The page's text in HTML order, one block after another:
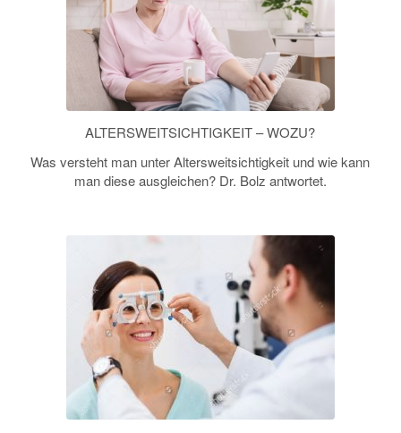
ALTERSWEITSICHTIGKEIT – WOZU?
Was versteht man unter Altersweitsichtigkeit und wie kann
man diese ausgleichen? Dr. Bolz antwortet.